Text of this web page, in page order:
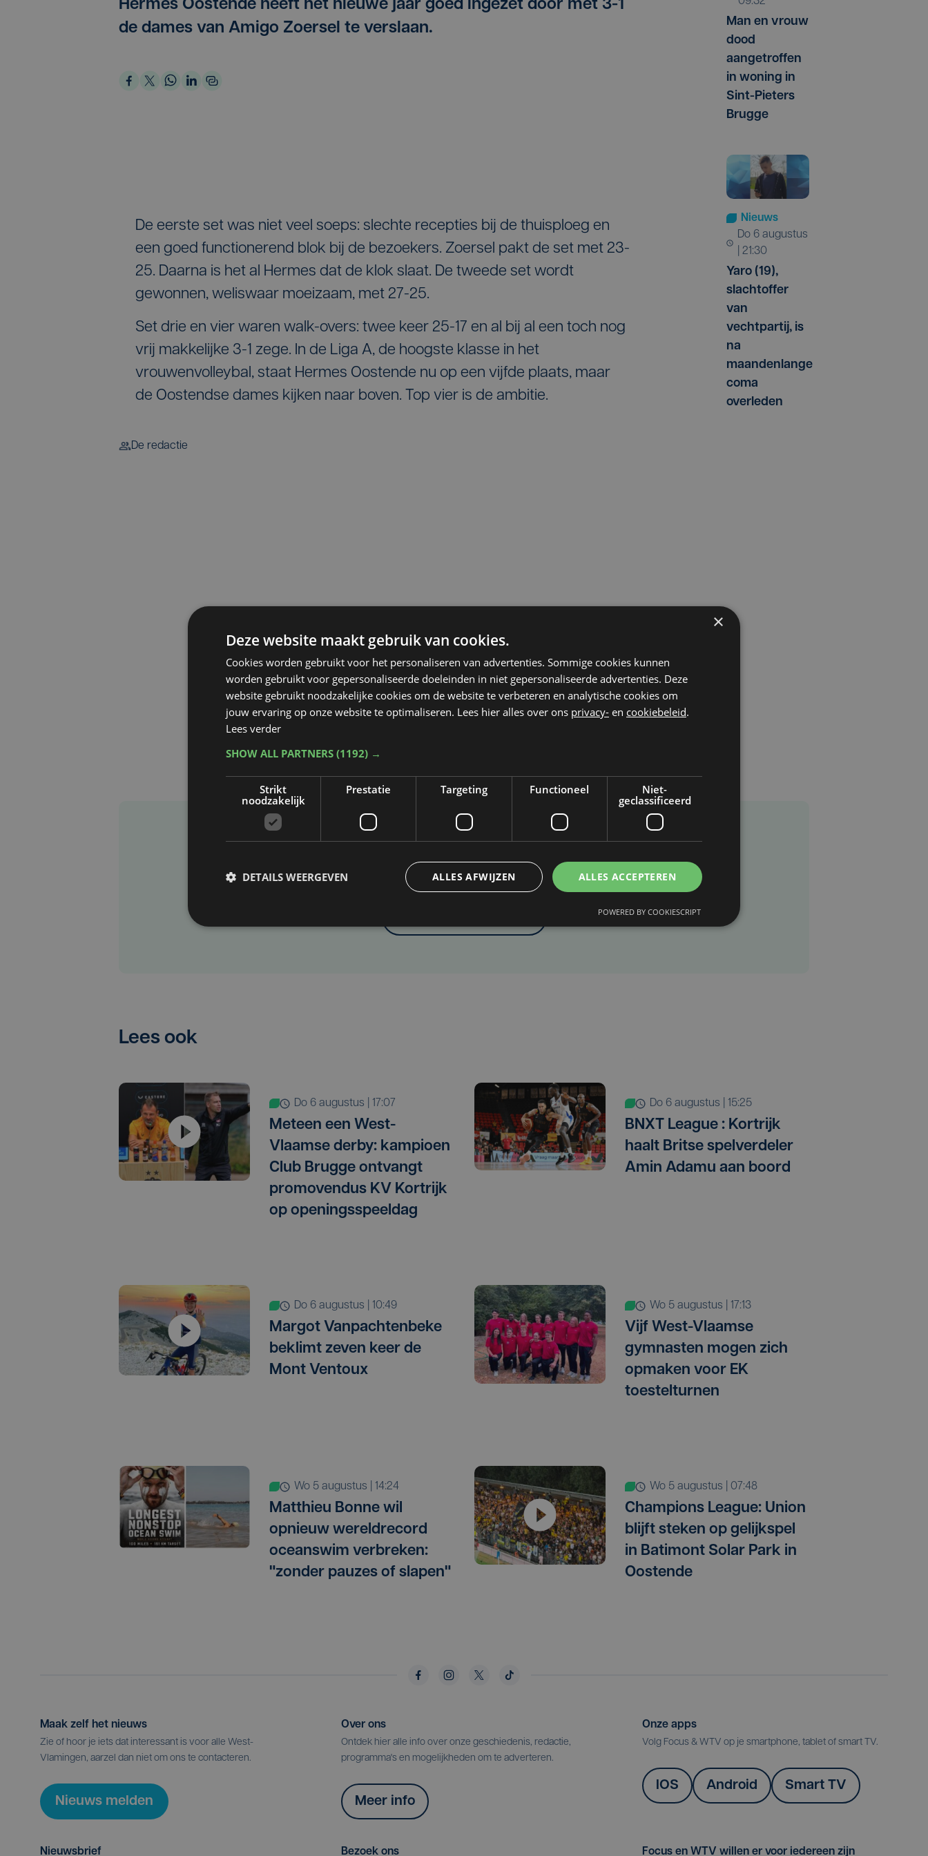
Hermes Oostende heeft het nieuwe jaar goed ingezet door met 3-1
de dames van Amigo Zoersel te verslaan.
De eerste set was niet veel soeps: slechte recepties bij de thuisploeg en
een goed functionerend blok bij de bezoekers. Zoersel pakt de set met 23-
25. Daarna is het al Hermes dat de klok slaat. De tweede set wordt
gewonnen, weliswaar moeizaam, met 27-25.
Set drie en vier waren walk-overs: twee keer 25-17 en al bij al een toch nog
vrij makkelijke 3-1 zege. In de Liga A, de hoogste klasse in het
vrouwenvolleybal, staat Hermes Oostende nu op een vijfde plaats, maar
de Oostendse dames kijken naar boven. Top vier is de ambitie.
De redactie
Man en vrouw
dood
aangetroffen
in woning in
Sint-Pieters
Brugge
Nieuws
do 6 augustus
| 21:30
Yaro (19),
slachtoffer
van
vechtpartij, is
na
maandenlange
coma
overleden
Heb je een taal- of schrijffout opgemerkt in dit artikel?
Lees ook
do 6 augustus | 17:07
Meteen een West-
Vlaamse derby: kampioen
Club Brugge ontvangt
promovendus KV Kortrijk
op openingsspeeldag
do 6 augustus | 15:25
BNXT League : Kortrijk
haalt Britse spelverdeler
Amin Adamu aan boord
do 6 augustus | 10:49
Margot Vanpachtenbeke
beklimt zeven keer de
Mont Ventoux
wo 5 augustus | 17:13
Vijf West-Vlaamse
gymnasten mogen zich
opmaken voor EK
toestelturnen
wo 5 augustus | 14:24
Matthieu Bonne wil
opnieuw wereldrecord
oceanswim verbreken:
"zonder pauzes of slapen"
wo 5 augustus | 07:48
Champions League: Union
blijft steken op gelijkspel
in Batimont Solar Park in
Oostende
Maak zelf het nieuws
Zie of hoor je iets dat interessant is voor alle West-
Vlamingen, aarzel dan niet om ons te contacteren.
Nieuws melden
Over ons
Ontdek hier alle info over onze geschiedenis, redactie,
programma's en mogelijkheden om te adverteren.
Meer info
Onze apps
Volg Focus & WTV op je smartphone, tablet of smart TV.
IOS Android Smart TV
Nieuwsbrief Bezoek ons Focus en WTV willen er voor iedereen zijn
×
Deze website maakt gebruik van cookies.
Cookies worden gebruikt voor het personaliseren van advertenties. Sommige cookies kunnen
worden gebruikt voor gepersonaliseerde doeleinden in niet gepersonaliseerde advertenties. Deze
website gebruikt noodzakelijke cookies om de website te verbeteren en analytische cookies om
jouw ervaring op onze website te optimaliseren. Lees hier alles over ons privacy- en cookiebeleid.
Lees verder
SHOW ALL PARTNERS (1192) →
Strikt
noodzakelijk
Prestatie Targeting Functioneel
Niet-
geclassificeerd
ALLES ACCEPTEREN
ALLES AFWIJZEN
DETAILS WEERGEVEN
POWERED BY COOKIESCRIPT